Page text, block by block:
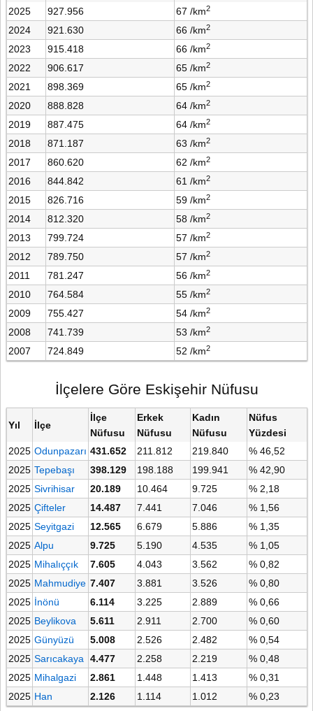
2025
927.956 67 /km2
2024 921.630 66 /km2
2023 915.418 66 /km2
2022 906.617 65 /km2
2021 898.369 65 /km2
2020 888.828 64 /km2
2019 887.475 64 /km2
2018 871.187 63 /km2
2017 860.620 62 /km2
2016 844.842 61 /km2
2015 826.716 59 /km2
2014 812.320 58 /km2
2013 799.724 57 /km2
2012 789.750 57 /km2
2011 781.247 56 /km2
2010 764.584 55 /km2
2009 755.427 54 /km2
2008 741.739 53 /km2
2007 724.849 52 /km2
İlçelere Göre Eskişehir Nüfusu
Yıl İlçe
İlçe
Nüfusu
Erkek
Nüfusu
Kadın
Nüfusu
Nüfus
Yüzdesi
2025 Odunpazarı 431.652 211.812 219.840
% 46,52
2025 Tepebaşı 398.129 198.188 199.941
% 42,90
2025 Sivrihisar 20.189 10.464 9.725
% 2,18
2025 Çifteler 14.487 7.441 7.046
% 1,56
2025 Seyitgazi 12.565 6.679 5.886
% 1,35
2025 Alpu 9.725 5.190 4.535
% 1,05
2025 Mihalıççık 7.605 4.043 3.562
% 0,82
2025 Mahmudiye 7.407 3.881 3.526
% 0,80
2025 İnönü 6.114 3.225 2.889
% 0,66
2025 Beylikova 5.611 2.911 2.700
% 0,60
2025 Günyüzü 5.008 2.526 2.482
% 0,54
2025 Sarıcakaya 4.477 2.258 2.219
% 0,48
2025 Mihalgazi 2.861 1.448 1.413
% 0,31
2025 Han 2.126 1.114 1.012 % 0,23